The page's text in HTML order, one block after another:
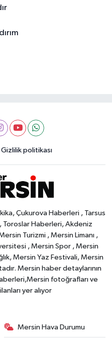
Gizlilik politikası
Çukurova Haberleri , Tarsus
Toroslar Haberleri, Akdeniz
Turizmi , Mersin Limanı ,
, Mersin Spor , Mersin
Mersin Yaz Festivali, Mersin
Mersin haber detaylarının
fotoğrafları ve
yer alıyor
Mersin Hava Durumu